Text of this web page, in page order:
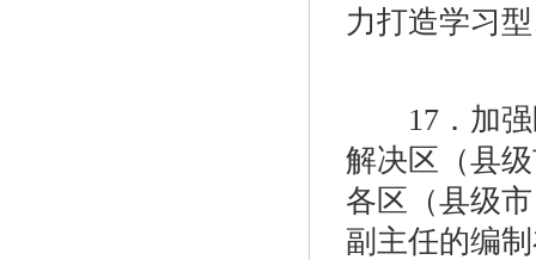
力打造学习
17．加强
解决区（县
各区（县级
副主任的编